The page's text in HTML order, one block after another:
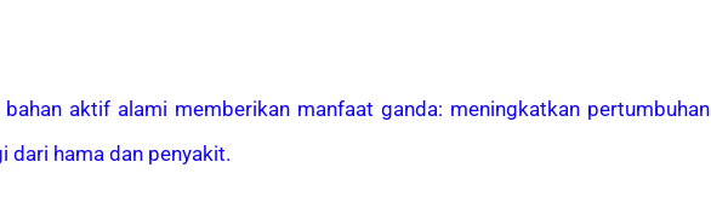
aktif alami memberikan manfaat ganda: meningkatkan pertumbuhan
dari hama dan penyakit.